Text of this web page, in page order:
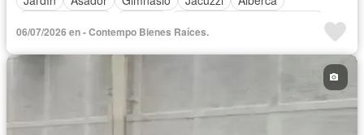
06/07/2026 en - Contempo Bienes Raíces.